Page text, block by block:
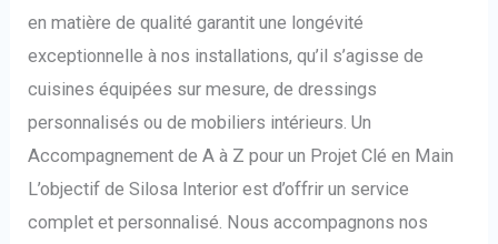
en matière de qualité garantit une longévité
exceptionnelle à nos installations, qu’il s’agisse de
cuisines équipées sur mesure, de dressings
personnalisés ou de mobiliers intérieurs. Un
Accompagnement de A à Z pour un Projet Clé en Main
L’objectif de Silosa Interior est d’offrir un service
complet et personnalisé. Nous accompagnons nos